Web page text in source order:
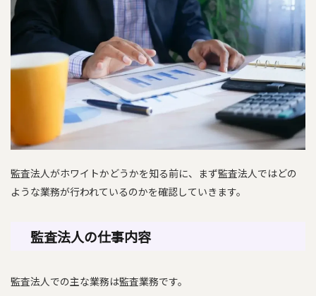
監査法人がホワイトかどうかを知る前に、まず監査法人ではどの
ような業務が行われているのかを確認していきます。
監査法人の仕事内容
監査法人での主な業務は監査業務です。